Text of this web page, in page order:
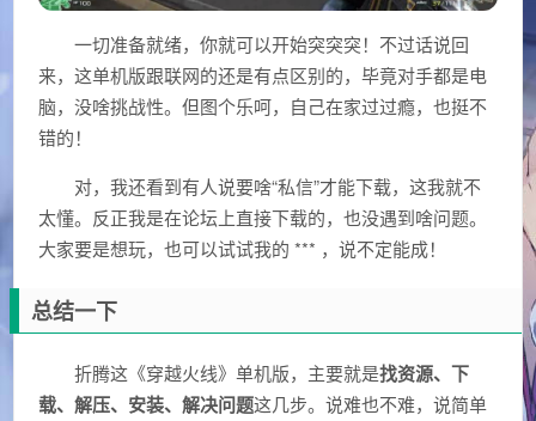
一切准备就绪，你就可以开始突突突！不过话说回
来，这单机版跟联网的还是有点区别的，毕竟对手都是电
脑，没啥挑战性。但图个乐呵，自己在家过过瘾，也挺不
错的！
对，我还看到有人说要啥“私信”才能下载，这我就不
太懂。反正我是在论坛上直接下载的，也没遇到啥问题。
大家要是想玩，也可以试试我的 *** ，说不定能成！
总结一下
折腾这《穿越火线》单机版，主要就是找资源、下
载、解压、安装、解决问题这几步。说难也不难，说简单